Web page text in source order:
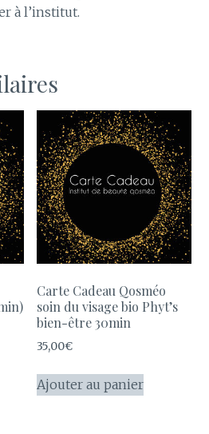
à l’institut.
Carte Cadeau Qosméo
soin du visage bio Phyt’s
bien-être 30min
35,00€
Ajouter au panier